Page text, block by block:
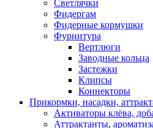
Светлячки
Фидергам
Фидерные кормушки
Фурнитура
Вертлюги
Заводные кольца
Застежки
Клипсы
Коннекторы
Прикормки, насадки,
Активаторы клёва,
Аттрактанты,